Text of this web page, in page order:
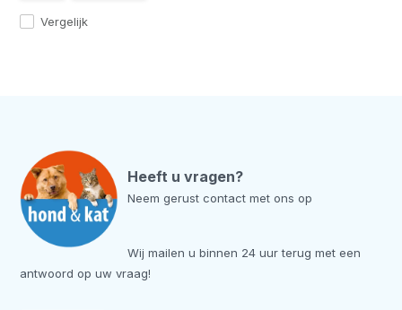
Vergelijk
Heeft u vragen?
Neem gerust contact met ons op
Wij mailen u binnen 24 uur terug met een
antwoord op uw vraag!